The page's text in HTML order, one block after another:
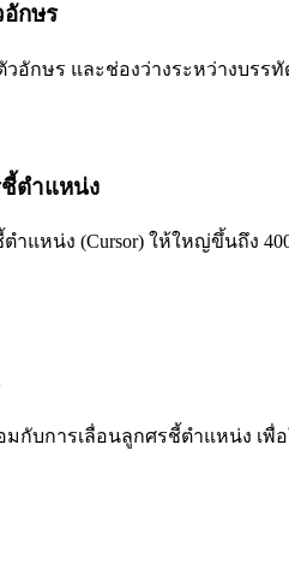
อักษร
วอักษร และช่องว่างระหว่างบรร
ตำแหน่ง
แหน่ง (Cursor) ให้ใหญ่ขึ้นถึง
มกับการเลื่อนลูกศรชี้ตำแหน่ง เ